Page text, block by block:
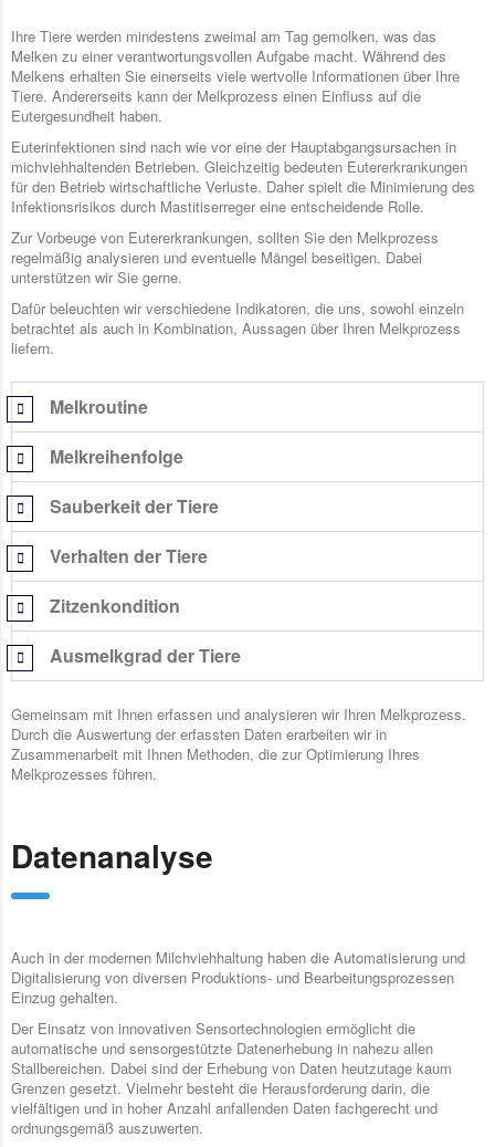
Ihre Tiere werden mindestens zweimal am Tag gemolken, was das
Melken zu einer verantwortungsvollen Aufgabe macht. Während des
Melkens erhalten Sie einerseits viele wertvolle Informationen über Ihre
Tiere. Andererseits kann der Melkprozess einen Einfluss auf die
Eutergesundheit haben.
Euterinfektionen sind nach wie vor eine der Hauptabgangsursachen in
michviehhaltenden Betrieben. Gleichzeitig bedeuten Eutererkrankungen
für den Betrieb wirtschaftliche Verluste. Daher spielt die Minimierung des
Infektionsrisikos durch Mastitiserreger eine entscheidende Rolle.
Zur Vorbeuge von Eutererkrankungen, sollten Sie den Melkprozess
regelmäßig analysieren und eventuelle Mängel beseitigen. Dabei
unterstützen wir Sie gerne.
Dafür beleuchten wir verschiedene Indikatoren, die uns, sowohl einzeln
betrachtet als auch in Kombination, Aussagen über Ihren Melkprozess
liefern.
Melkroutine
Melkreihenfolge
Sauberkeit der Tiere
Verhalten der Tiere
Zitzenkondition
Ausmelkgrad der Tiere
Gemeinsam mit Ihnen erfassen und analysieren wir Ihren Melkprozess.
Durch die Auswertung der erfassten Daten erarbeiten wir in
Zusammenarbeit mit Ihnen Methoden, die zur Optimierung Ihres
Melkprozesses führen.
Datenanalyse
Auch in der modernen Milchviehhaltung haben die Automatisierung und
Digitalisierung von diversen Produktions- und Bearbeitungsprozessen
Einzug gehalten.
Der Einsatz von innovativen Sensortechnologien ermöglicht die
automatische und sensorgestützte Datenerhebung in nahezu allen
Stallbereichen. Dabei sind der Erhebung von Daten heutzutage kaum
Grenzen gesetzt. Vielmehr besteht die Herausforderung darin, die
vielfältigen und in hoher Anzahl anfallenden Daten fachgerecht und
ordnungsgemäß auszuwerten.